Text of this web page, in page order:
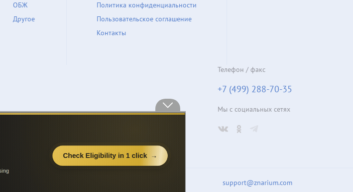
ОБЖ
Другое
Политика конфиденциальности
Пользовательское соглашение
Контакты
Телефон / факс
+7 (499) 288-70-35
Мы с социальных сетях
support@znarium.com